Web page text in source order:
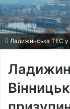
Ладижинська ТЕС у